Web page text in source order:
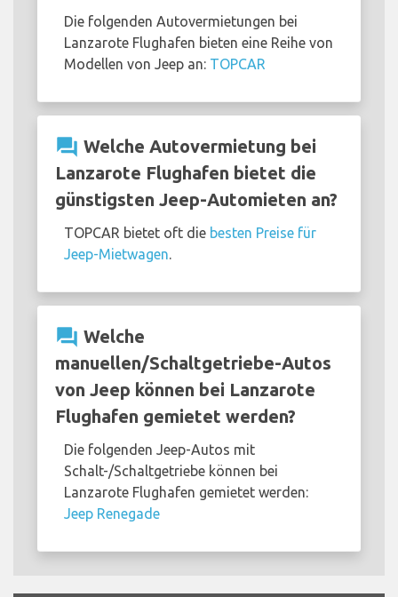
Die folgenden Autovermietungen bei
Lanzarote Flughafen bieten eine Reihe von
Modellen von Jeep an: TOPCAR
question_answer Welche Autovermietung bei
Lanzarote Flughafen bietet die
günstigsten Jeep-Automieten an?
TOPCAR bietet oft die besten Preise für
Jeep-Mietwagen
question_answer Welche
manuellen/Schaltgetriebe-Autos
von Jeep können bei Lanzarote
Flughafen gemietet werden?
Die folgenden Jeep-Autos mit
Schalt-/Schaltgetriebe können bei
Lanzarote Flughafen gemietet werden:
Jeep Renegade